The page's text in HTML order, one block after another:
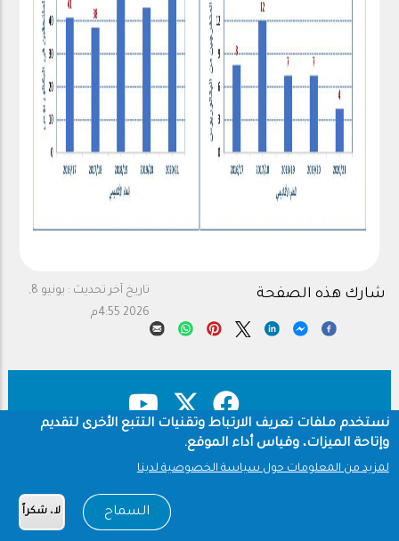
تاريخ آخر تحديث :
يونيو 8,
2026 4:55م
شارك هذه الصفحة
Footer
نستخدم ملفات تعريف الارتباط وتقنيات التتبع الأخرى لتقديم
وإتاحة الميزات، وقياس أداء الموقع.
لمزيد من المعلومات حول سياسة الخصوصية لدينا
السماح لا، شكراً